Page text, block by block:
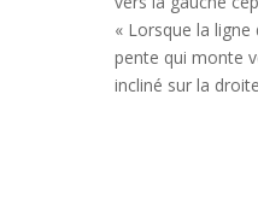
« Lorsque la
pente qui monte
incliné sur la